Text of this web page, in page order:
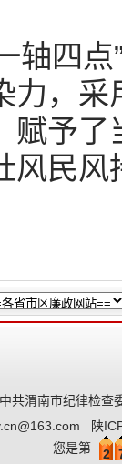
轴四
，采
赋予
风民风
共渭南市纪律检查
陕
您是第